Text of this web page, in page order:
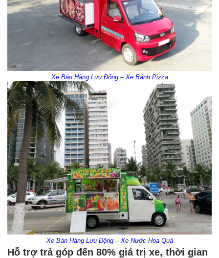
Xe Bán Hàng Lưu Động – Xe Bánh Pizza
Xe Bán Hàng Lưu Động – Xe Nước Hoa Quả
Hỗ trợ trả góp đến 80% giá trị xe, thời gian